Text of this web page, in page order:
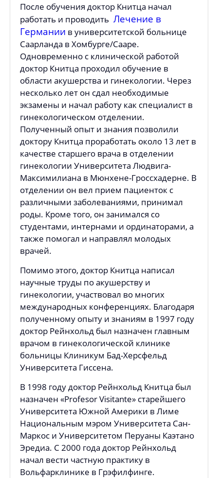
После обучения доктор Книтца начал
работать и проводить Лечение в
Германии в университетской больнице
Саарланда в Хомбурге/Сааре.
Одновременно с клинической работой
доктор Книтца проходил обучение в
области акушерства и гинекологии. Через
несколько лет он сдал необходимые
экзамены и начал работу как специалист в
гинекологическом отделении.
Полученный опыт и знания позволили
доктору Книтца проработать около 13 лет в
качестве старшего врача в отделении
гинекологии Университета Людвига-
Максимилиана в Мюнхене-Гроссхадерне. В
отделении он вел прием пациенток с
различными заболеваниями, принимал
роды. Кроме того, он занимался со
студентами, интернами и ординаторами, а
также помогал и направлял молодых
врачей.
Помимо этого, доктор Книтца написал
научные труды по акушерству и
гинекологии, участвовал во многих
международных конференциях. Благодаря
полученному опыту и знаниям в 1997 году
доктор Рейнхольд был назначен главным
врачом в гинекологической клинике
больницы Клиникум Бад-Херсфельд
Университета Гиссена.
В 1998 году доктор Рейнхольд Книтца был
назначен «Profesor Visitante» старейшего
Университета Южной Америки в Лиме
Национальным мэром Университета Сан-
Маркос и Университетом Перуаны Каэтано
Эредиа. С 2000 года доктор Рейнхольд
начал вести частную практику в
Вольфарклинике в Грэфилфинге.